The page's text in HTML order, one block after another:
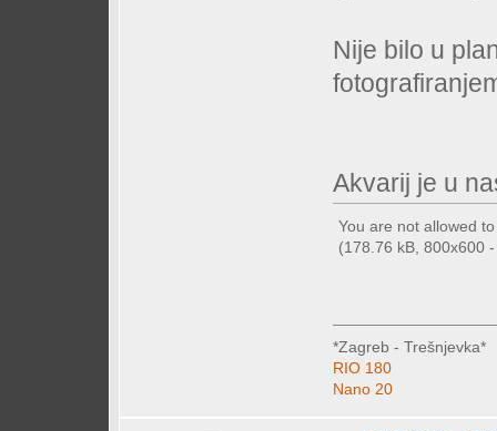
Nije bilo u
Akvarij je u
You are not allowed
(178.76 kB, 800x600
*Zagreb - Trešnjevka*
RIO 180
Nano 20